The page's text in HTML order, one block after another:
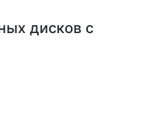
дисков с